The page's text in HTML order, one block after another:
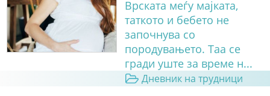
Врската меѓу мајката,
таткото и бебето не
започнува со
породувањето. Таа се
гради уште за време н...
Дневник на трудници